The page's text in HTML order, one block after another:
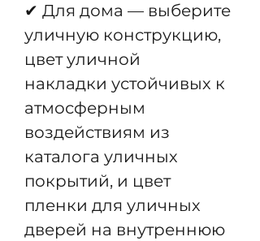
✔ Для дома — выберите
уличную конструкцию,
цвет уличной
накладки устойчивых к
атмосферным
воздействиям из
каталога уличных
покрытий, и цвет
пленки для уличных
дверей на внутреннюю